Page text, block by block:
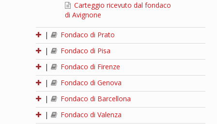
Carteggio ricevuto dal fondaco
di Avignone
|
Fondaco di Prato
|
Fondaco di Pisa
|
Fondaco di Firenze
|
Fondaco di Genova
|
Fondaco di Barcellona
|
Fondaco di Valenza